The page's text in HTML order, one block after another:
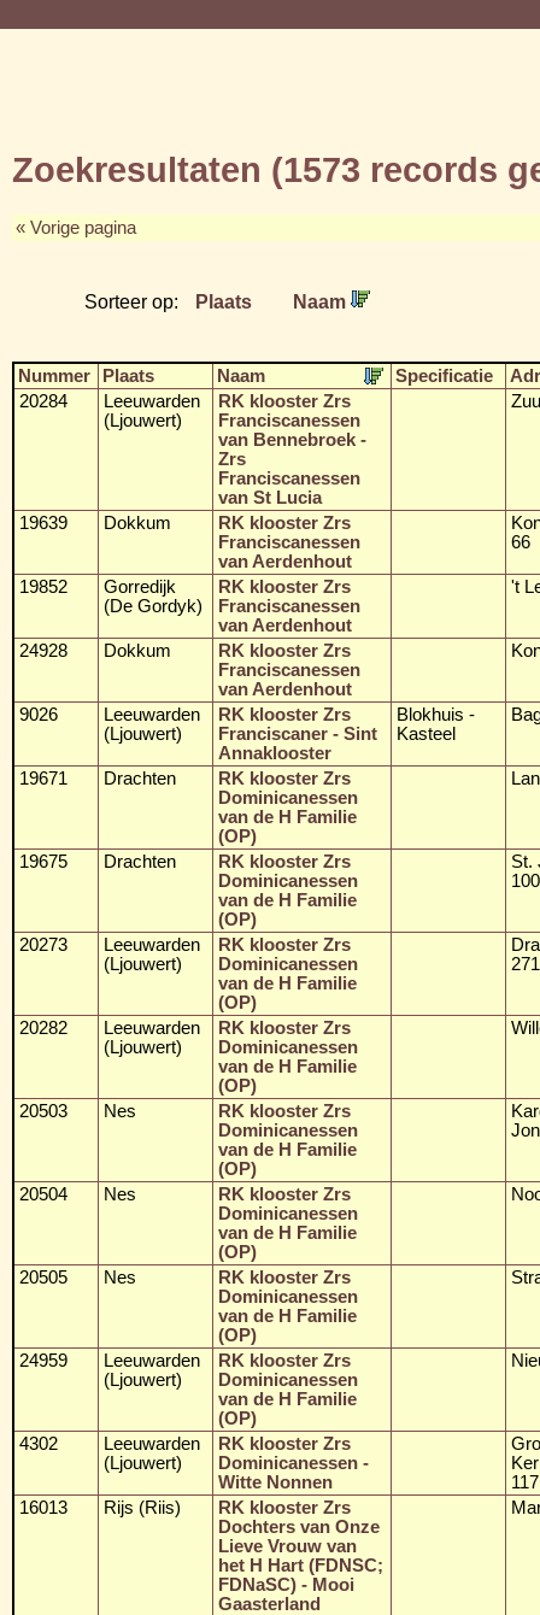
Zoekresultaten (1573 records
« Vorige pagina
Sorteer op: Plaats Naam
Nummer Plaats Naam Specificatie
20284
Leeuwarden
(Ljouwert)
RK klooster Zrs
Franciscanessen
van Bennebroek -
Zrs
Franciscanessen
van St Lucia
19639 Dokkum
RK klooster Zrs
Franciscanessen
van Aerdenhout
66
19852
Gorredijk
(De Gordyk)
RK klooster Zrs
Franciscanessen
van Aerdenhout
't
24928 Dokkum
RK klooster Zrs
Franciscanessen
van Aerdenhout
9026
Leeuwarden
(Ljouwert)
RK klooster Zrs
Franciscaner - Sint
Annaklooster
Blokhuis -
Kasteel
19671 Drachten
RK klooster Zrs
Dominicanessen
van de H Familie
(OP)
19675 Drachten
RK klooster Zrs
Dominicanessen
van de H Familie
(OP)
St.
100
20273
Leeuwarden
(Ljouwert)
RK klooster Zrs
Dominicanessen
van de H Familie
(OP)
271
20282
Leeuwarden
(Ljouwert)
RK klooster Zrs
Dominicanessen
van de H Familie
(OP)
20503 Nes
RK klooster Zrs
Dominicanessen
van de H Familie
(OP)
20504 Nes
RK klooster Zrs
Dominicanessen
van de H Familie
(OP)
20505 Nes
RK klooster Zrs
Dominicanessen
van de H Familie
(OP)
24959
Leeuwarden
(Ljouwert)
RK klooster Zrs
Dominicanessen
van de H Familie
(OP)
4302
Leeuwarden
(Ljouwert)
RK klooster Zrs
Dominicanessen -
Witte Nonnen
117
16013
Rijs (Riis)
RK klooster Zrs
Dochters van Onze
Lieve Vrouw van
het H Hart (FDNSC;
FDNaSC) - Mooi
Gaasterland